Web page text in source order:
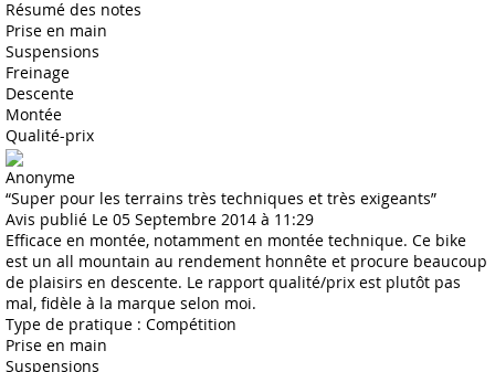
Résumé des notes
Prise en main
Suspensions
Freinage
Descente
Montée
Qualité-prix
Anonyme
“Super pour les terrains très techniques et très exigeants”
Avis publié Le 05 Septembre 2014 à 11:29
Efficace en montée, notamment en montée technique. Ce bike
est un all mountain au rendement honnête et procure beaucoup
de plaisirs en descente. Le rapport qualité/prix est plutôt pas
mal, fidèle à la marque selon moi.
Type de pratique : Compétition
Prise en main
Suspensions